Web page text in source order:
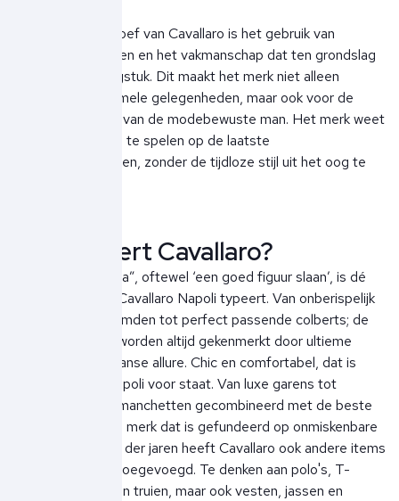
Een belangrijke troef van Cavallaro is het gebruik van
premium materialen en het vakmanschap dat ten grondslag
ligt aan elk kledingstuk. Dit maakt het merk niet alleen
geschikt voor formele gelegenheden, maar ook voor de
casual garderobe van de modebewuste man. Het merk weet
bovendien altijd in te spelen op de laatste
modeontwikkelingen, zonder de tijdloze stijl uit het oog te
Wat typeert Cavallaro?
"Fare la bella figura”, oftewel ‘een goed figuur slaan’, is dé
Italiaanse zin die Cavallaro Napoli typeert. Van onberispelijk
gemaakte overhemden tot perfect passende colberts; de
unieke collecties worden altijd gekenmerkt door ultieme
verfijning en Italiaanse allure. Chic en comfortabel, dat is
waar Cavallaro Napoli voor staat. Van luxe garens tot
perfect gestikte manchetten gecombineerd met de beste
stoffen, is dit een merk dat is gefundeerd op onmiskenbare
details. In de loop der jaren heeft Cavallaro ook andere items
aan zijn collectie toegevoegd. Te denken aan polo's, T-
shirts, sweaters en truien, maar ook vesten, jassen en